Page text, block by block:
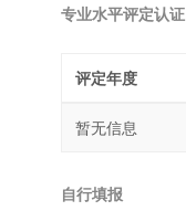
专业水平评定认证
评定年度
暂无信息
自行填报